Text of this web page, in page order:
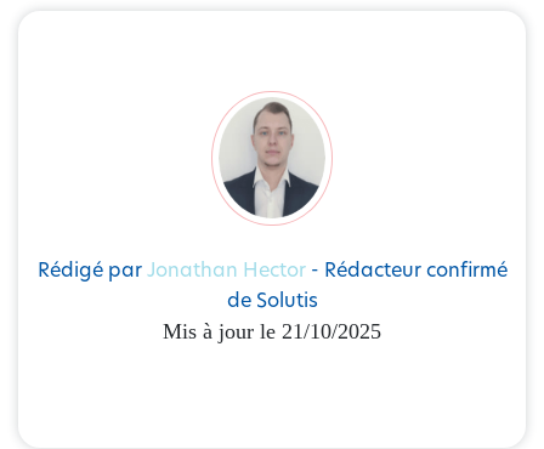
Rédigé parJonathan Hector- Rédacteur confirmé
de Solutis
Mis à jour le 21/10/2025